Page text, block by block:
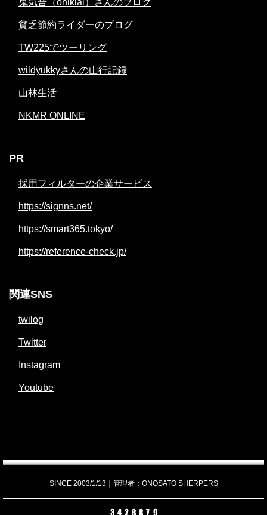
鬼気合（onikiai）さんのブログ
貧乏節約ライダーのブログ
TW225でツーリング
wildyukkyさんの山行記録
山林生活
NKMR ONLINE
PR
採用フィルターの企業サービス
https://signns.net/
https://smart365.tokyo/
https://reference-check.jp/
関連SNS
twilog
Twitter
Instagram
Youtube
SINCE 2003/1/13｜管理者：ONOSATO SHERPERS